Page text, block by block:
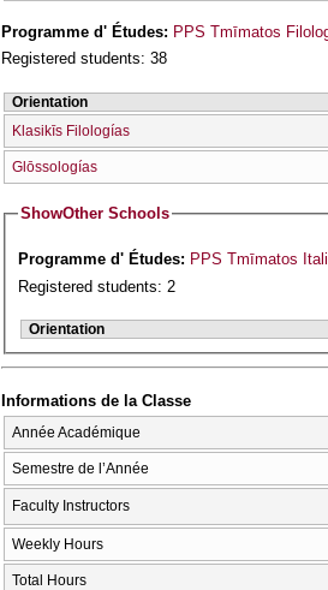
Programme d' Études: PPS Tmīmatos
Registered students: 38
Orientation
Klasikīs Filologías
Glōssologías
ShowOther Schools
Programme d' Études: PPS Tmīmatos
Registered students: 2
Orientation
Informations de la Classe
Année Académique
Semestre de l’Année
Faculty Instructors
Weekly Hours
Total Hours